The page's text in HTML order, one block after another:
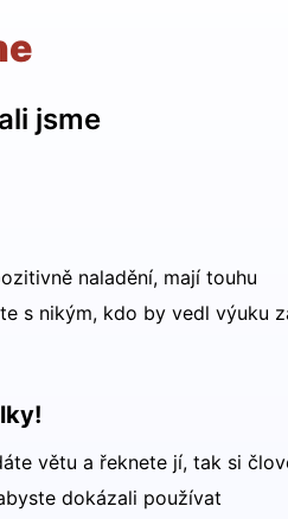
jsme
naladění, mají touhu
s nikým, kdo by vedl výuku
větu a řeknete jí, tak si
dokázali používat